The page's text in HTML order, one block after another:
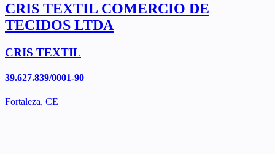
CRIS TEXTIL COMERCIO DE
TECIDOS LTDA
CRIS TEXTIL
39.627.839/0001-90
Fortaleza, CE